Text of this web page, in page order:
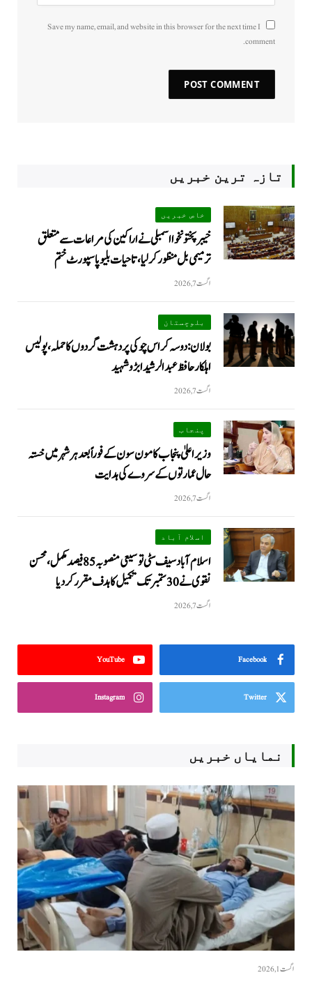
Save my name, email, and website in this browser for the next time I
comment.
تازہ ترین خبریں
خاص خبریں
خیبرپختونخوا اسمبلی نے اراکین کی مراعات سے متعلق
ترمیمی بل منظور کر لیا، تاحیات بلیو پاسپورٹ ختم
اگست 7, 2026
بلوچستان
بولان: دوسہ کراس چوکی پر دہشت گردوں کا حملہ، پولیس
اہلکار حافظ عبدالرشید ابڑو شہید
اگست 7, 2026
پنجاب
وزیراعلیٰ پنجاب کا مون سون کے فوراً بعد ہر شہر میں خستہ
حال عمارتوں کے سروے کی ہدایت
اگست 7, 2026
اسلام آباد
اسلام آباد سیف سٹی توسیعی منصوبہ 85 فیصد مکمل، محسن
نقوی نے 30 ستمبر تک تکمیل کا ہدف مقرر کر دیا
اگست 7, 2026
Facebook
YouTube
Twitter
Instagram
نمایاں خبریں
اگست 1, 2026